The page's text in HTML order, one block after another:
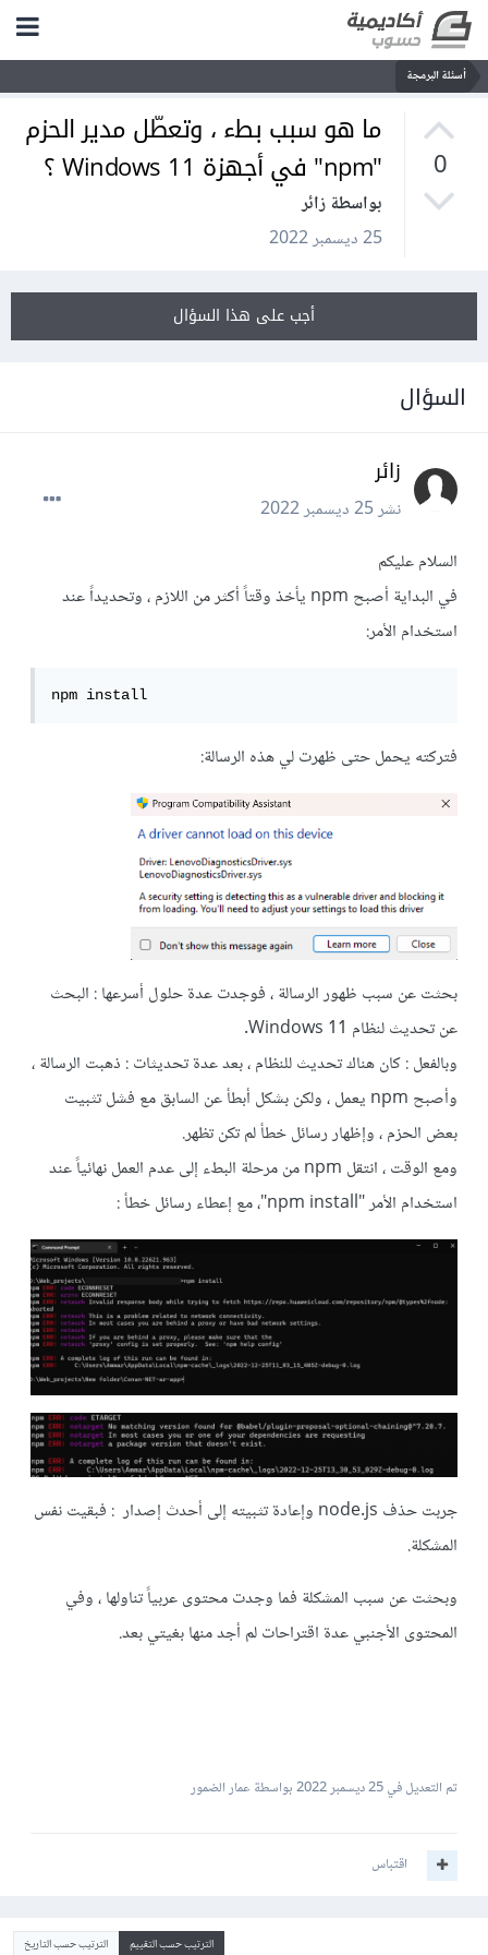
أسئلة البرمجة
0
ما هو سبب بطء ، وتعطّل مدير الحزم
"npm" في أجهزة Windows 11 ؟
بواسطة زائر
25 ديسمبر 2022
أجب على هذا السؤال
السؤال
زائر
نشر25 ديسمبر 2022
السلام عليكم
في البداية أصبح npm يأخذ وقتاً أكثر من اللازم ، وتحديداً عند
استخدام الأمر:
npm install
فتركته يحمل حتى ظهرت لي هذه الرسالة:
بحثت عن سبب ظهور الرسالة ، فوجدت عدة حلول أسرعها : البحث
عن تحديث لنظام Windows 11.
وبالفعل : كان هناك تحديث للنظام ، بعد عدة تحديثات : ذهبت الرسالة ،
وأصبح npm يعمل ، ولكن بشكل أبطأ عن السابق مع فشل تثبيت
بعض الحزم ، وإظهار رسائل خطأ لم تكن تظهر.
ومع الوقت ، انتقل npm من مرحلة البطء إلى عدم العمل نهائياً عند
استخدام الأمر "npm install"
، مع إعطاء رسائل خطأ :
جربت حذف node.js وإعادة تثبيته إلى أحدث إصدار : فبقيت نفس
المشكلة.
وبحثت عن سبب المشكلة فما وجدت محتوى عربياً تناولها ، وفي
المحتوى الأجنبي عدة اقتراحات لم أجد منها بغيتي بعد.
تم التعديل في25 ديسمبر 2022 بواسطة عمار الضمور
اقتباس
الترتيب حسب التقييم الترتيب حسب التاريخ